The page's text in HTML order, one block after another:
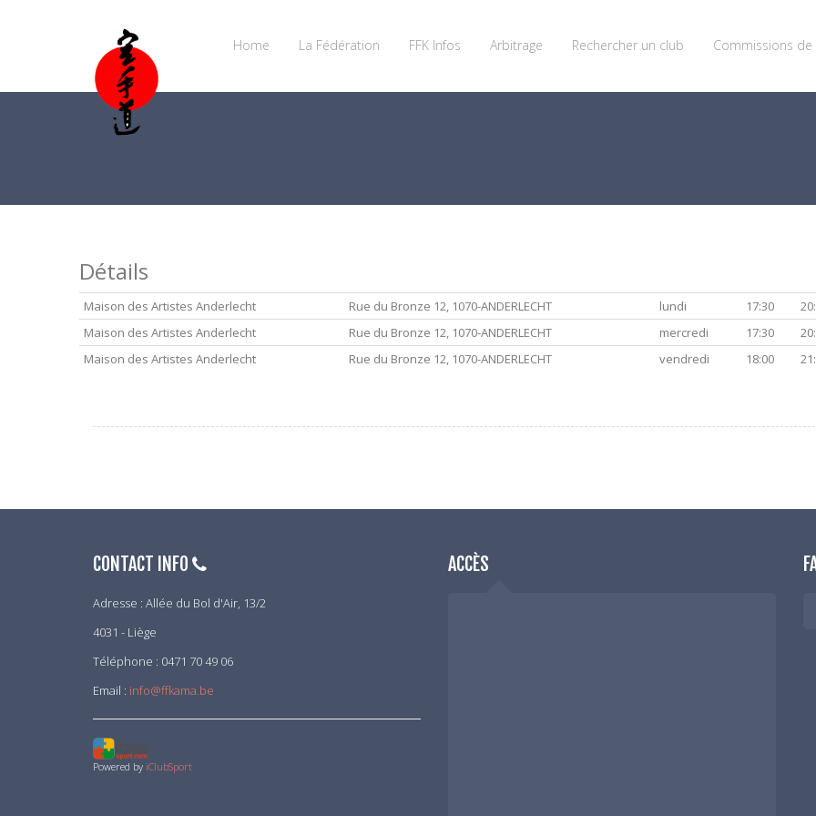
Home La Fédération FFK Infos Arbitrage Rechercher un club Commissions de
Détails
Maison des Artistes Anderlecht Rue du Bronze 12, 1070-ANDERLECHT lundi 17:30
Maison des Artistes Anderlecht
Rue du Bronze 12, 1070-ANDERLECHT mercredi 17:30
Maison des Artistes Anderlecht
Rue du Bronze 12, 1070-ANDERLECHT vendredi 18:00
CONTACT INFO
Adresse : Allée du Bol d'Air, 13/2
4031 - Liège
Téléphone : 0471 70 49 06
Email : info@ffkama.be
Powered by iClubSport
ACCÈS